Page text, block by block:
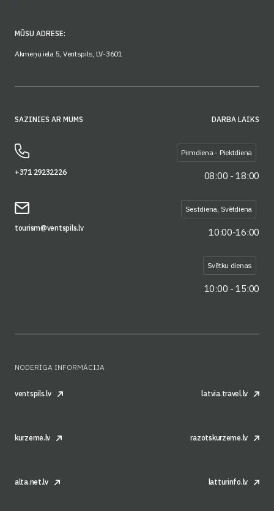
MŪSU ADRESE:
Akmeņu iela 5, Ventspils, LV-3601
SAZINIES AR MUMS
+371 29232226
tourism@ventspils.lv
DARBA LAIKS
Pirmdiena - Piektdiena
08:00 - 18:00
Sestdiena, Svētdiena
10:00-16:00
Svētku dienas
10:00 - 15:00
NODERĪGA INFORMĀCIJA
ventspils.lv latvia.travel.lv
kurzeme.lv razotskurzeme.lv
alta.net.lv latturinfo.lv